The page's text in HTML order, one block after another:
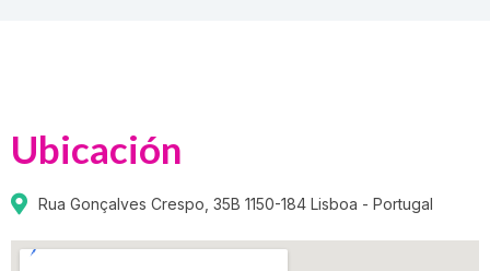
Ubicación
Rua Gonçalves Crespo, 35B 1150-184 Lisboa - Portugal